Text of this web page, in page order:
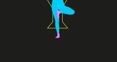
Ados +15 ans
Adultes/senior